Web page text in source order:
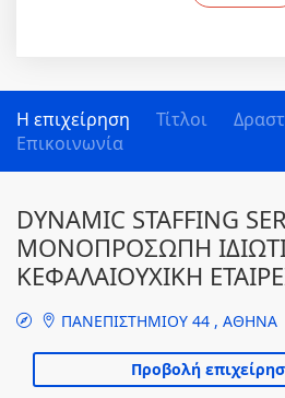
Η επιχείρηση Τίτλοι
Επικοινωνία
DYNAMIC STAFFING
ΜΟΝΟΠΡΟΣΩΠΗ
ΚΕΦΑΛΑΙΟΥΧΙΚΗ
ΠΑΝΕΠΙΣΤΗΜΙΟΥ 44 , ΑΘΗΝΑ